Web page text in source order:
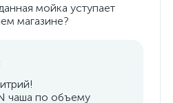
мойка уступает
магазине?
чаша по объему